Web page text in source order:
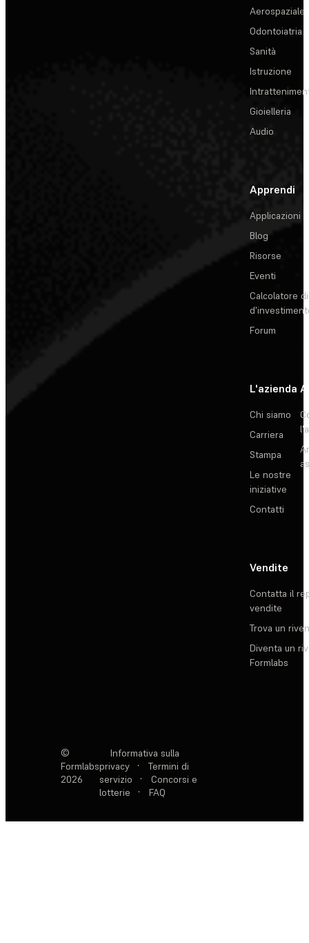
Aerospaziale
Odontoiatria
Sanità
Istruzione
Gioielleria
Audio
Apprendi
Applicazioni
Blog
Risorse
Eventi
Calcolatore
Forum
L'azienda
Chi siamo
Carriera
Stampa
Le nostre
iniziative
Contatti
Vendite
Contatta il
vendite
Trova un
Diventa un
Formlabs
©
Formlabs
2026
Informativa sulla
privacy
·
Termini di
servizio
·
Concorsi e
lotterie
· FAQ